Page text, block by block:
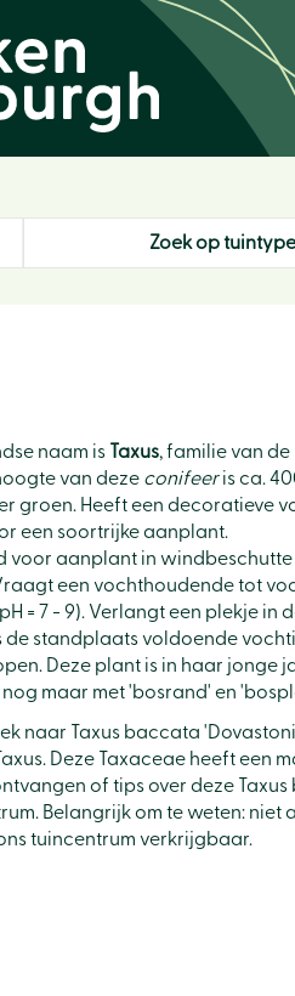
Zoek op tuintype
naam is Taxus, familie van
van deze conifeeris ca.
groen. Heeft een decoratieve
een soortrijke aanplant.
voor aanplant in
een vochthoudende tot
= 7 - 9). Verlangt een plekje
de standplaats voldoende
Deze plant is in haar jonge
nog maar met 'bosrand' en
naar Taxus baccata
Deze Taxaceae heeft een
of tips over deze
Belangrijk om te weten:
tuincentrum verkrijgbaar.